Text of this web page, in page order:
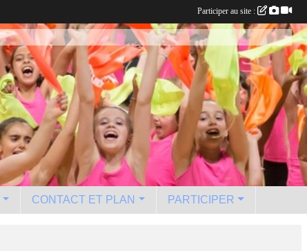
CONTACT ET PLAN PARTICIPER
Participer au site :